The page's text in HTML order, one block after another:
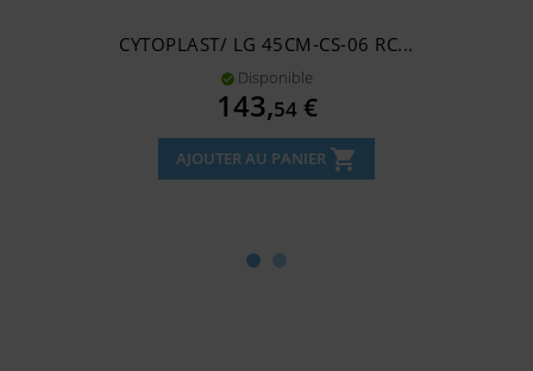
CYTOPLAST/ LG 45CM-CS-06 RC...
 Disponible
Prix
143,54 €
AJOUTER AU PANIER shopping_cart